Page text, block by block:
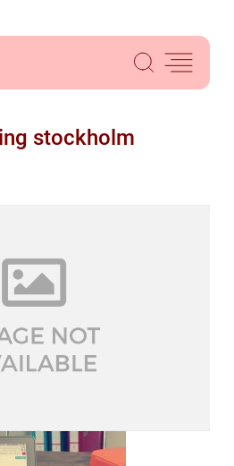
stockholm